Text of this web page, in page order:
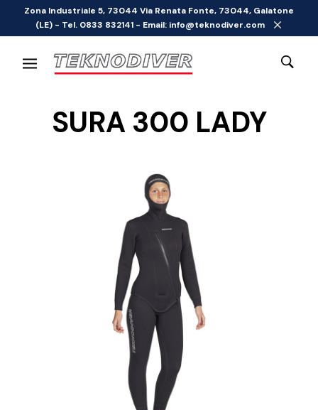
Zona Industriale 5, 73044 Via Renata Fonte, 73044, Galatone
(LE) - Tel. 0833 832141 - Email: info@teknodiver.com
SURA 300 LADY